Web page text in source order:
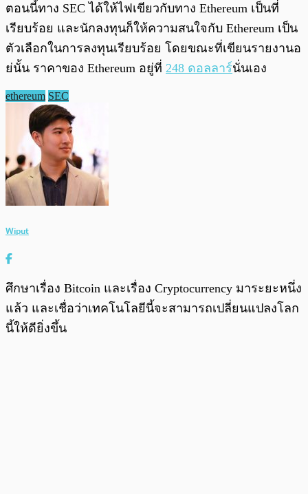
ตอนนี้ทาง SEC ได้ให้ไฟเขียวกับทาง Ethereum เป็นที่
เรียบร้อย และนักลงทุนก็ให้ความสนใจกับ Ethereum เป็น
ตัวเลือกในการลงทุนเรียบร้อย โดยขณะที่เขียนรายงานอ
ย่นั้น ราคาของ Ethereum อยู่ที่ 248 ดอลลาร์นั่นเอง
ethereum SEC
Wiput
ศึกษาเรื่อง Bitcoin และเรื่อง Cryptocurrency มาระยะหนึ่ง
แล้ว และเชื่อว่าเทคโนโลยีนี้จะสามารถเปลี่ยนแปลงโลก
นี้ให้ดียิ่งขึ้น